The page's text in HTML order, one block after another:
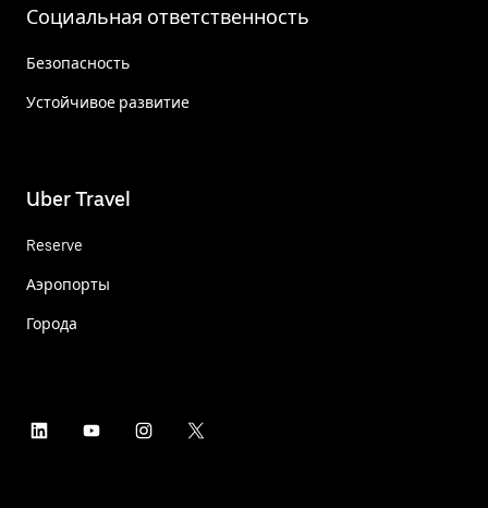
Социальная ответственность
Безопасность
Устойчивое развитие
Uber Travel
Reserve
Аэропорты
Города